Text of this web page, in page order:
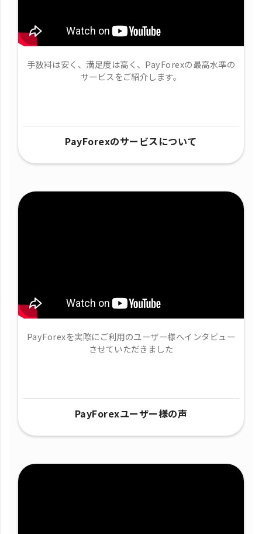
手数料は安く、満足度は高く、PayForexの最高水準の
サービスをご紹介します。
PayForexのサービスについて
PayForexを実際にご利用のユーザー様へインタビュー
させていただきました
PayForexユーザー様の声​